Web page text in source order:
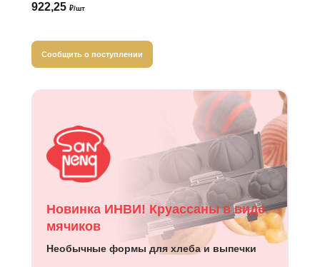
922,25 ₽/шт
Сообщить о поступлении
Новинка ИНВИ! Круассаны в виде
мячиков
Необычные формы для хлеба и выпечки